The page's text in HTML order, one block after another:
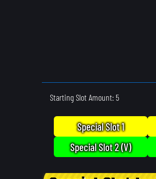
Starting Slot Amount: 5
Special Slot 1
Special Slot 2 (V)